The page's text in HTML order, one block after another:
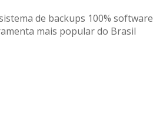
de backups 100% software
mais popular do Brasil